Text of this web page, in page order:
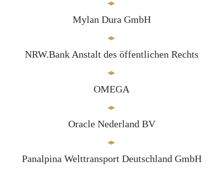
Mylan Dura GmbH
NRW.Bank Anstalt des öffentlichen Rechts
OMEGA
Oracle Nederland BV
Panalpina Welttransport Deutschland GmbH